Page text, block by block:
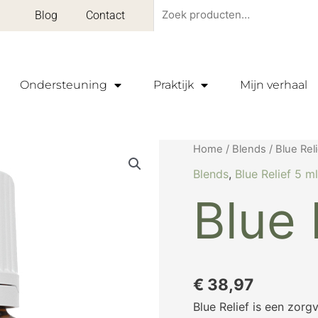
Blog Contact
Zoeken
Ondersteuning Praktijk Mijn verhaal
Home / Blends / Blue
Blends, Blue Relief 5 ml
Blue
€ 38,97
Blue Relief is een
Blue
Relief
ml
aantal